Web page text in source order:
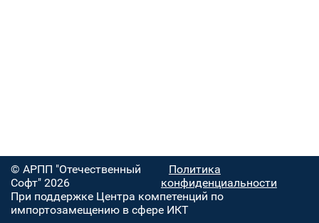
© АРПП "Отечественный
Софт" 2026
Политика
конфиденциальности
При поддержке Центра компетенций по
импортозамещению в сфере ИКТ